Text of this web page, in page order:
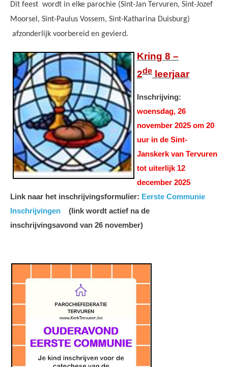
Dit feest wordt in elke parochie (Sint-Jan Tervuren, Sint-Jozef
Moorsel, Sint-Paulus Vossem, Sint-Katharina Duisburg)
afzonderlijk voorbereid en gevierd.
Catechese Kring 8.jpgKring 8 –
2de leerjaar
Inschrijving:
woensdag, 26
november 2025 om 20
uur in de Sint-
Janskerk van Tervuren
tot uiterlijk 12
december 2025
Link naar het inschrijvingsformulier: Eerste Communie
Inschrijvingen (link wordt actief na de
inschrijvingsavond van 26 november)
Sint-Jan - Ouderavond Eerste
Communie 2026.jpg